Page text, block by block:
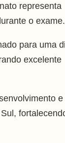
representa
o exame.
para uma
excelente
e